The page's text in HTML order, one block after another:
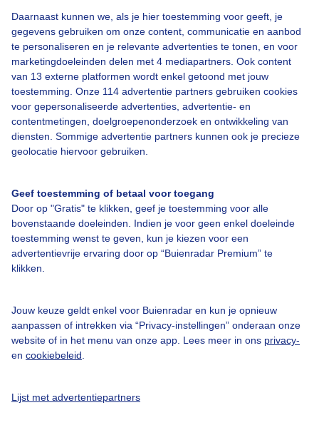
Daarnaast kunnen we, als je hier toestemming voor geeft, je
gegevens gebruiken om onze content, communicatie en aanbod
te personaliseren en je relevante advertenties te tonen, en voor
marketingdoeleinden delen met 4 mediapartners. Ook content
van 13 externe platformen wordt enkel getoond met jouw
toestemming. Onze 114 advertentie partners gebruiken cookies
voor gepersonaliseerde advertenties, advertentie- en
contentmetingen, doelgroepenonderzoek en ontwikkeling van
diensten. Sommige advertentie partners kunnen ook je precieze
geolocatie hiervoor gebruiken.
Geef toestemming of betaal voor toegang
Door op "Gratis" te klikken, geef je toestemming voor alle
bovenstaande doeleinden. Indien je voor geen enkel doeleinde
toestemming wenst te geven, kun je kiezen voor een
advertentievrije ervaring door op “Buienradar Premium” te
klikken.
Jouw keuze geldt enkel voor Buienradar en kun je opnieuw
aanpassen of intrekken via “Privacy-instellingen” onderaan onze
website of in het menu van onze app. Lees meer in ons privacy-
en cookiebeleid
Lijst met advertentiepartners
Een moment geduld aub...
Over Buienradar
Bedrijfsgegevens
Veelgestelde vragen
Contact
Toegankelijkheid
Adverteren
Buienradar Team